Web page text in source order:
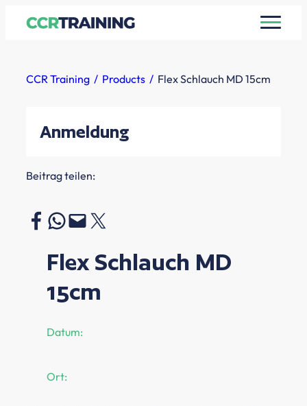
Inhalt
CCR Training Products Flex Schlauch MD 15cm
Anmeldung
Beitrag teilen:
Auf Facebook teilen Auf WhatsApp teilen Diese Seite per E-Mail teilen Auf X teilen
Flex Schlauch MD
15cm
Datum:
Ort: